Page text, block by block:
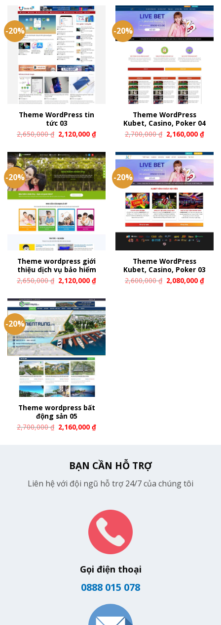
-20%
Theme WordPress tin
tức 03
2,650,000₫ 2,120,000₫
-20%
Theme WordPress
Kubet, Casino, Poker 04
2,700,000₫ 2,160,000₫
-20%
Theme wordpress giới
thiệu dịch vụ bảo hiểm
2,650,000₫ 2,120,000₫
-20%
Theme WordPress
Kubet, Casino, Poker 03
2,600,000₫ 2,080,000₫
-20%
Theme wordpress bất
động sản 05
2,700,000₫ 2,160,000₫
BẠN CẦN HỖ TRỢ
Liên hệ với đội ngũ hỗ trợ 24/7 của chúng tôi
Gọi điện thoại
0888 015 078